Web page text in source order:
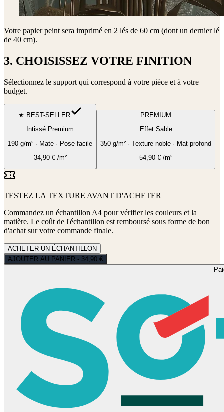
Votre papier peint sera imprimé en 2 lés de 60 cm (dont un dernier lé
de 40 cm).
3. CHOISISSEZ VOTRE FINITION
Sélectionnez le support qui correspond à votre pièce et à votre
budget.
★ BEST-SELLER
Intissé Premium
190 g/m² · Mate · Pose facile
34,90€/m²
PREMIUM
Effet Sable
350 g/m² · Texture noble · Mat profond
54,90 € /m²
TESTEZ LA TEXTURE AVANT D'ACHETER
Commandez un échantillon A4 pour vérifier les couleurs et la
matière. Le coût de l'échantillon est remboursé sous forme de bon
d'achat sur votre commande finale.
ACHETER UN ÉCHANTILLON
AJOUTER AU PANIER - 34,90 €